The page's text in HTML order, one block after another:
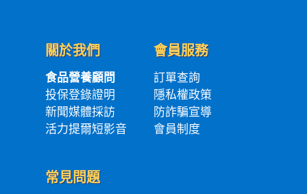
關於我們
食品營養顧問
投保登錄證明
新聞媒體採訪
活力提爾短影音
會員服務
訂單查詢
隱私權政策
防詐騙宣導
會員制度
常見問題